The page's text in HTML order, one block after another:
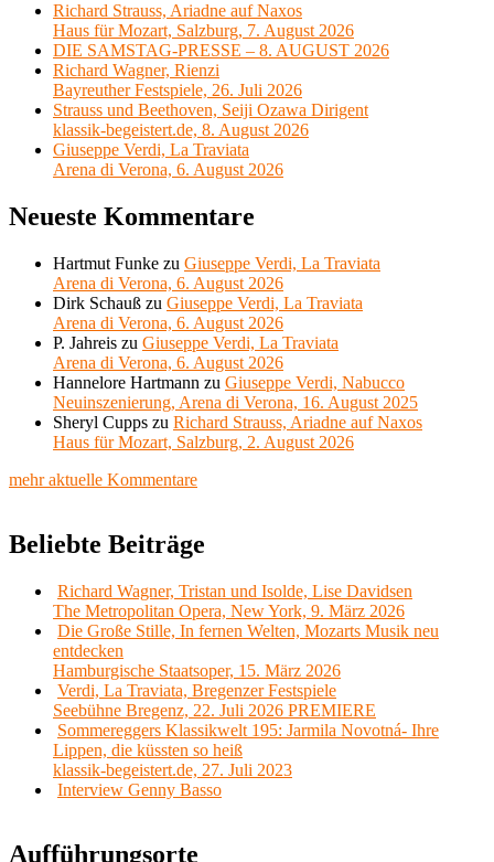
Richard Strauss, Ariadne auf Naxos
Haus für Mozart, Salzburg, 7. August 2026
DIE SAMSTAG-PRESSE – 8. AUGUST 2026
Richard Wagner, Rienzi
Bayreuther Festspiele, 26. Juli 2026
Strauss und Beethoven, Seiji Ozawa Dirigent
klassik-begeistert.de, 8. August 2026
Giuseppe Verdi, La Traviata
Arena di Verona, 6. August 2026
Neueste Kommentare
Hartmut Funke zu Giuseppe Verdi, La Traviata
Arena di Verona, 6. August 2026
Dirk Schauß zu Giuseppe Verdi, La Traviata
Arena di Verona, 6. August 2026
P. Jahreis zu Giuseppe Verdi, La Traviata
Arena di Verona, 6. August 2026
Hannelore Hartmann zu Giuseppe Verdi, Nabucco
Neuinszenierung, Arena di Verona, 16. August 2025
Sheryl Cupps zu Richard Strauss, Ariadne auf Naxos
Haus für Mozart, Salzburg, 2. August 2026
mehr aktuelle Kommentare
Beliebte Beiträge
Richard Wagner, Tristan und Isolde, Lise Davidsen
The Metropolitan Opera, New York, 9. März 2026
Die Große Stille, In fernen Welten, Mozarts Musik neu
entdecken
Hamburgische Staatsoper, 15. März 2026
Verdi, La Traviata, Bregenzer Festspiele
Seebühne Bregenz, 22. Juli 2026 PREMIERE
Sommereggers Klassikwelt 195: Jarmila Novotná- Ihre
Lippen, die küssten so heiß
klassik-begeistert.de, 27. Juli 2023
Interview Genny Basso
Aufführungsorte